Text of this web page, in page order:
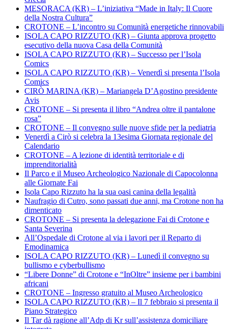
MESORACA (KR) – L’iniziativa “Made in Italy: Il Cuore
della Nostra Cultura”
CROTONE – L’incontro su Comunità energetiche rinnovabili
ISOLA CAPO RIZZUTO (KR) – Giunta approva progetto
esecutivo della nuova Casa della Comunità
ISOLA CAPO RIZZUTO (KR) – Successo per l’Isola
Comics
ISOLA CAPO RIZZUTO (KR) – Venerdì si presenta l’Isola
Comics
CIRÒ MARINA (KR) – Mariangela D’Agostino presidente
Avis
CROTONE – Si presenta il libro “Andrea oltre il pantalone
rosa”
CROTONE – Il convegno sulle nuove sfide per la pediatria
Venerdì a Cirò si celebra la 13esima Giornata regionale del
Calendario
CROTONE – A lezione di identità territoriale e di
imprenditorialità
Il Parco e il Museo Archeologico Nazionale di Capocolonna
alle Giornate Fai
Isola Capo Rizzuto ha la sua oasi canina della legalità
Naufragio di Cutro, sono passati due anni, ma Crotone non ha
dimenticato
CROTONE – Si presenta la delegazione Fai di Crotone e
Santa Severina
All’Ospedale di Crotone al via i lavori per il Reparto di
Emodinamica
ISOLA CAPO RIZZUTO (KR) – Lunedì il convegno su
bullismo e cyberbullismo
“Libere Donne” di Crotone e “InOltre” insieme per i bambini
africani
CROTONE – Ingresso gratuito al Museo Archeologico
ISOLA CAPO RIZZUTO (KR) – Il 7 febbraio si presenta il
Piano Strategico
Il Tar dà ragione all’Adp di Kr sull’assistenza domiciliare